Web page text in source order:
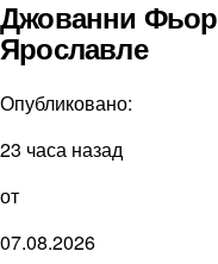
Джованни
Ярославле
Опубликовано:
23 часа назад
от
07.08.2026